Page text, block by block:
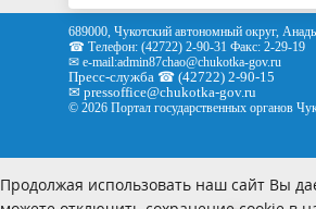
689000, Чукотский автономный округ,
☎ Телефон: (42722) 2-90-31 Факс: 2-29-19
✉ e-mail:admin87chao@chukotka-gov.ru
Пресс-служба ☎ (42722) 2-90-15
✉ pressoffice@chukotka-gov.ru
© 2026 Портал государственных органов
Продолжая использовать наш сайт Вы